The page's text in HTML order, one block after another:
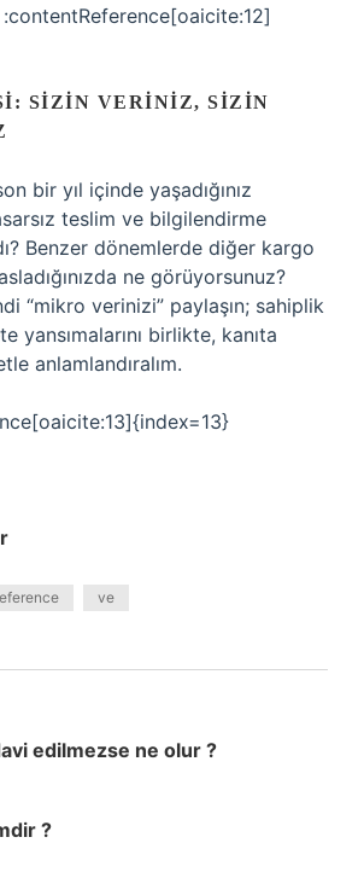
:contentReference[oaicite:12]
SIZIN VERINIZ, SIZIN
bir yıl içinde yaşadığınız
teslim ve bilgilendirme
Benzer dönemlerde diğer kargo
ne görüyorsunuz?
“mikro verinizi” paylaşın; sahiplik
yansımalarını birlikte, kanıta
anlamlandıralım.
ve
edilmezse ne olur ?
?